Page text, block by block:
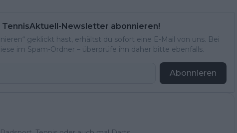
Newsletter abonnieren!
geklickt hast, erhältst du sofort eine E-Mail von uns. Bei
im Spam-Ordner – überprüfe ihn daher bitte ebenfalls.
Abonnieren